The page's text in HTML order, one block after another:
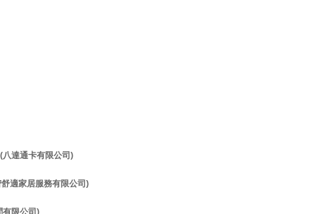
達通卡有限公司)
適家居服務有限公司)
有限公司)